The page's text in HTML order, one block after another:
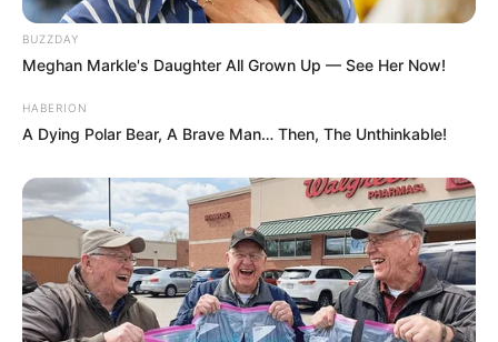
BUZZDAY
Meghan Markle's Daughter All Grown Up — See Her Now!
HABERION
A Dying Polar Bear, A Brave Man… Then, The Unthinkable!